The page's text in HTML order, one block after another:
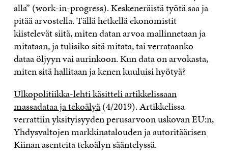
alla” (work-in-progress). Keskeneräistä työtä saa ja
pitää arvostella. Tällä hetkellä ekonomistit
kiistelevät siitä, miten datan arvoa mallinnetaan ja
mitataan, ja tulisiko sitä mitata, tai verrataanko
dataa öljyyn vai aurinkoon. Kun data on arvokasta,
miten sitä hallitaan ja kenen kuuluisi hyötyä?
Ulkopolitiikka-lehti käsitteli artikkelissaan
massadataa ja tekoälyä(4/2019). Artikkelissa
verrattiin yksityisyyden perusarvoon uskovan EU:n,
Yhdysvaltojen markkinatalouden ja autoritäärisen
Kiinan asenteita tekoälyn sääntelyssä.